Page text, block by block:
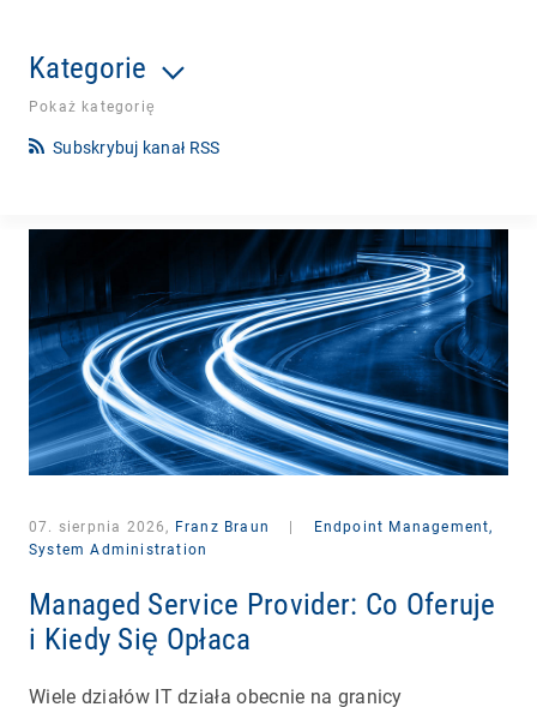
Kategorie
Pokaż kategorię
Subskrybuj kanał RSS
07. sierpnia 2026, Franz Braun
Endpoint Management,
System Administration
Managed Service Provider: Co Oferuje
i Kiedy Się Opłaca
Wiele działów IT działa obecnie na granicy